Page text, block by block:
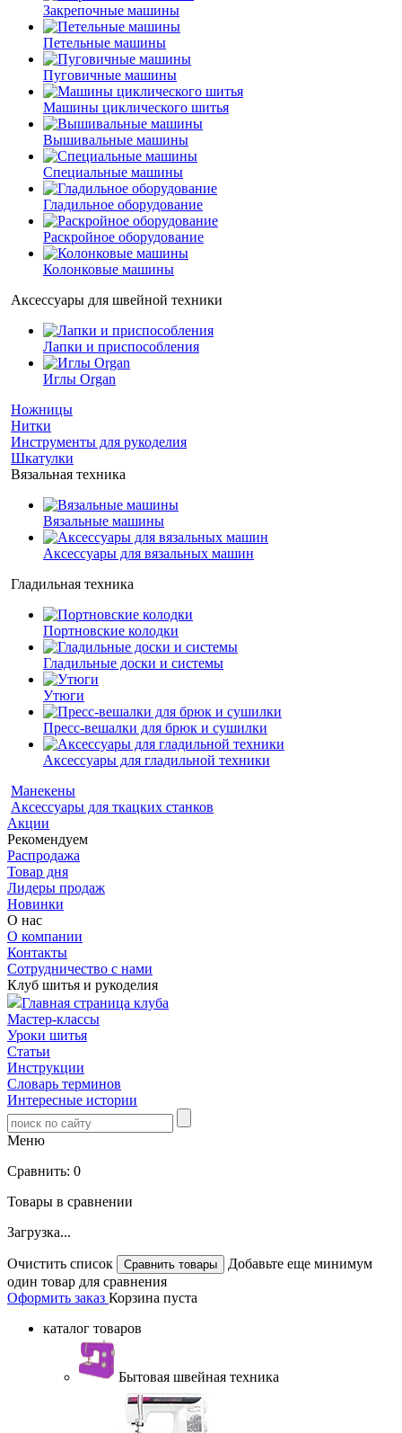
Закрепочные машины
Петельные машины
Пуговичные машины
Машины циклического шитья
Вышивальные машины
Специальные машины
Гладильное оборудование
Раскройное оборудование
Колонковые машины
Аксессуары для швейной техники
Лапки и приспособления
Иглы Organ
Ножницы
Нитки
Инструменты для рукоделия
Шкатулки
Вязальная техника
Вязальные машины
Аксессуары для вязальных машин
Гладильная техника
Портновские колодки
Гладильные доски и системы
Утюги
Пресс-вешалки для брюк и сушилки
Аксессуары для гладильной техники
Манекены
Аксессуары для ткацких станков
Акции
Рекомендуем
Распродажа
Товар дня
Лидеры продаж
Новинки
О нас
О компании
Контакты
Сотрудничество с нами
Клуб шитья и рукоделия
Главная страница клуба
Мастер-классы
Уроки шитья
Статьи
Инструкции
Словарь терминов
Интересные истории
Меню
Сравнить: 0
Товары в сравнении
Загрузка...
Очистить список
Добавьте еще минимум
один товар для сравнения
Оформить заказ Корзина пуста
каталог товаров
Бытовая швейная техника